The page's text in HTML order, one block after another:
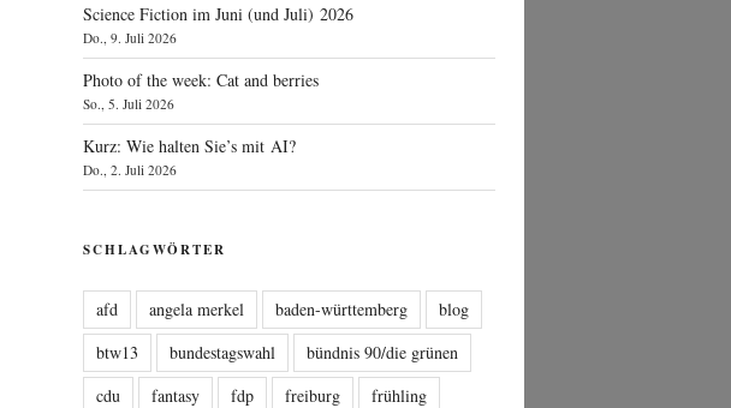
Science Fiction im Juni (und Juli) 2026
Do., 9. Juli 2026
Photo of the week: Cat and berries
So., 5. Juli 2026
Kurz: Wie halten Sie’s mit AI?
Do., 2. Juli 2026
SCHLAGWÖRTER
afd angela merkel baden-württemberg
blog
btw13
bundestagswahl
bündnis 90/die grünen
cdu
fantasy fdp freiburg
frühling